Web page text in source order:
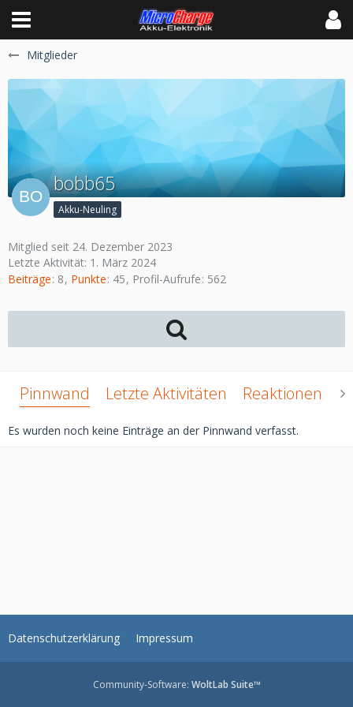
Mitglieder
bobb65
Akku-Neuling
Mitglied seit 24. Dezember 2023
Letzte Aktivität: 1. März 2024
Beiträge 8 Punkte 45 Profil-Aufrufe 562
Pinnwand Letzte Aktivitäten Reaktionen
Es wurden noch keine Einträge an der Pinnwand verfasst.
Datenschutzerklärung Impressum
Community-Software: WoltLab Suite™